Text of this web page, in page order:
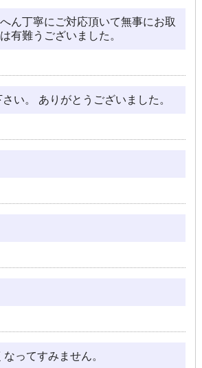
ん丁寧にご対応頂いて無事にお取
有難うございました。
い。 ありがとうございました。
ってすみません。